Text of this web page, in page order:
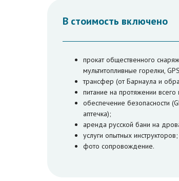
В стоимость включено
прокат общественного
мультитопливные горелки,
трансфер (от Барнаула и
питание на протяжении всего
обеспечение безопасности
аптечка);
аренда русской бани на
услуги опытных инструкторов;
фото сопровождение.